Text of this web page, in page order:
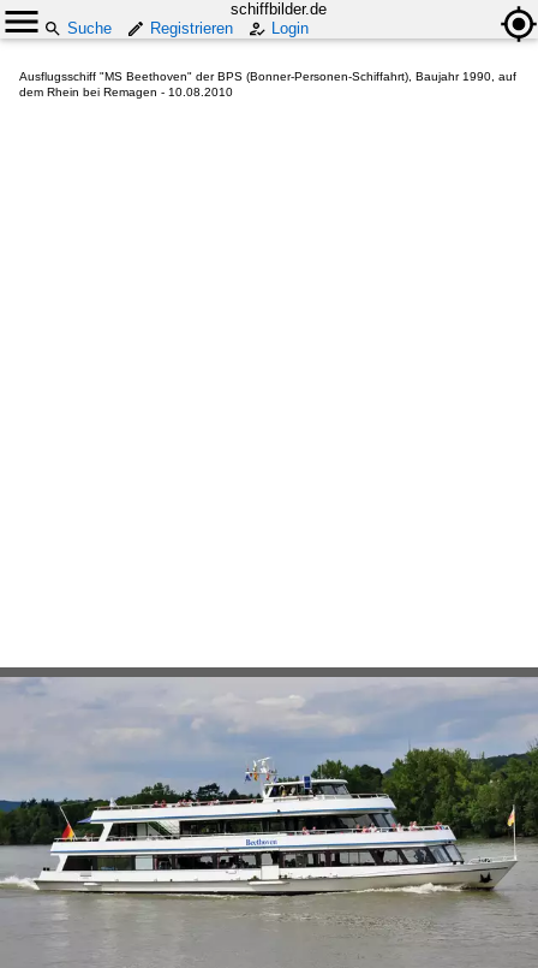
schiffbilder.de
Suche
Registrieren Login
Ausflugsschiff "MS Beethoven" der BPS (Bonner-Personen-Schiffahrt), Baujahr 1990, auf
dem Rhein bei Remagen - 10.08.2010